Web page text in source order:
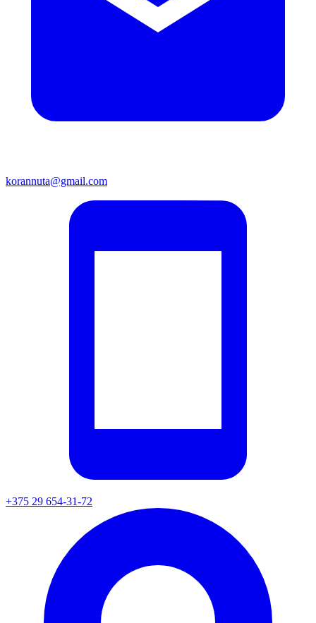
korannuta@gmail.com
+375 29 654-31-72